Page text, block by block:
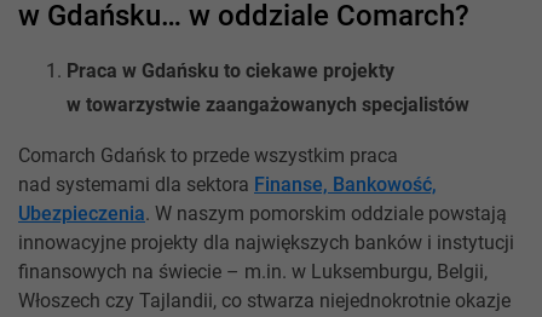
w Gdańsku… w oddziale Comarch?
Praca w Gdańsku to ciekawe projekty
w towarzystwie zaangażowanych specjalistów
Comarch Gdańsk to przede wszystkim praca
nad systemami dla sektora Finanse, Bankowość,
Ubezpieczenia. W naszym pomorskim oddziale powstają
innowacyjne projekty dla największych banków i instytucji
finansowych na świecie – m.in. w Luksemburgu, Belgii,
Włoszech czy Tajlandii, co stwarza niejednokrotnie okazje